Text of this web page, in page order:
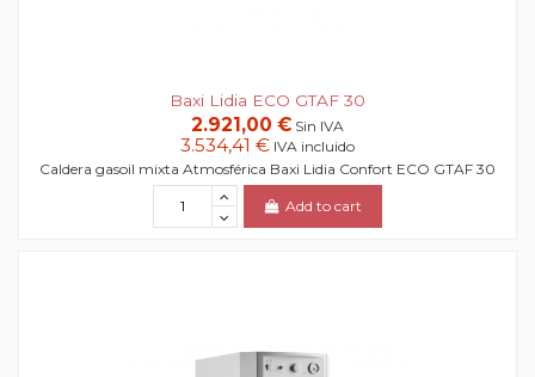
Baxi Lidia ECO GTAF 30
2.921,00 € Sin IVA
3.534,41 € IVA incluido
Caldera gasoil mixta Atmosférica Baxi Lidia Confort ECO GTAF 30
Add to cart